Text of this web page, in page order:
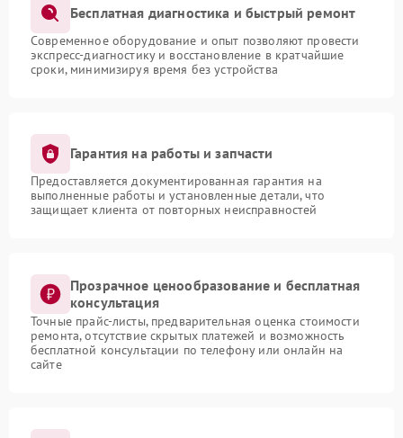
Бесплатная диагностика и быстрый ремонт
Современное оборудование и опыт позволяют провести
экспресс-диагностику и восстановление в кратчайшие
сроки, минимизируя время без устройства
Гарантия на работы и запчасти
Предоставляется документированная гарантия на
выполненные работы и установленные детали, что
защищает клиента от повторных неисправностей
Прозрачное ценообразование и бесплатная
консультация
Точные прайс-листы, предварительная оценка стоимости
ремонта, отсутствие скрытых платежей и возможность
бесплатной консультации по телефону или онлайн на
сайте